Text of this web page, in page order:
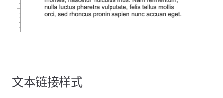
文本链接样式